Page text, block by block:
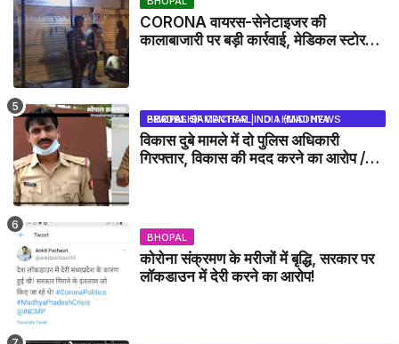
CORONA वायरस-सेनेटाइजर की
कालाबाजारी पर बड़ी कार्रवाई, मेडिकल स्टोर
BHOPAL SAMACHAR | NO 1 HINDI NEWS PORTAL OF CENTRAL INDIA (MADHYA PRADESH)
विकास दुबे मामले में दो पुलिस अधिकारी
गिरफ्तार, विकास की मदद करने का आरोप /
BHOPAL
कोरोना संक्रमण के मरीजों में बृद्धि, सरकार पर
लॉकडाउन में देरी करने का आरोप!